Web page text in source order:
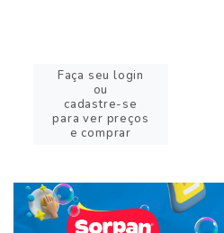
Faça seu login
ou
cadastre-se
para ver preços
e comprar